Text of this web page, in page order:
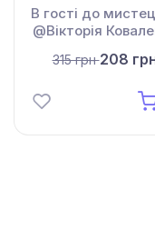
В гості до
@Вікторія
315 грн208